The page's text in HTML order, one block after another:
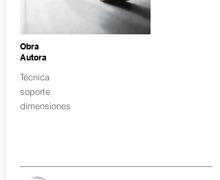
Obra
Autora
Técnica
soporte
dimensiones